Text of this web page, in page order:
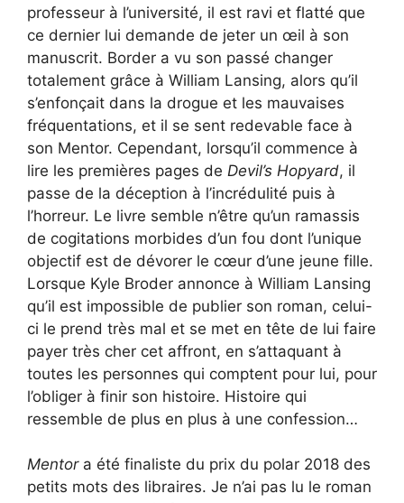
professeur à l’université, il est ravi et flatté que
ce dernier lui demande de jeter un œil à son
manuscrit. Border a vu son passé changer
totalement grâce à William Lansing, alors qu’il
s’enfonçait dans la drogue et les mauvaises
fréquentations, et il se sent redevable face à
son Mentor. Cependant, lorsqu’il commence à
lire les premières pages de Devil’s Hopyard, il
passe de la déception à l’incrédulité puis à
l’horreur. Le livre semble n’être qu’un ramassis
de cogitations morbides d’un fou dont l’unique
objectif est de dévorer le cœur d’une jeune fille.
Lorsque Kyle Broder annonce à William Lansing
qu’il est impossible de publier son roman, celui-
ci le prend très mal et se met en tête de lui faire
payer très cher cet affront, en s’attaquant à
toutes les personnes qui comptent pour lui, pour
l’obliger à finir son histoire. Histoire qui
ressemble de plus en plus à une confession…
Mentor a été finaliste du prix du polar 2018 des
petits mots des libraires. Je n’ai pas lu le roman